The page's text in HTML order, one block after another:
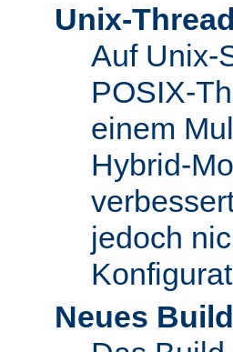
Unix-
Auf Unix-
POSIX-
einem
Hybrid-
jedoch
Neues